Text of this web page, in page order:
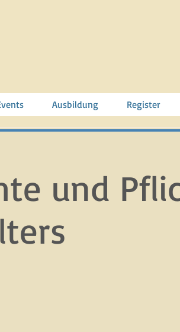
Ausbildung Register
und